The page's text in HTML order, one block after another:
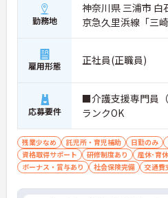
勤務地
神奈川県 三浦市 白
京急久里浜線「三
雇用形態 正社員(正職員)
応募要件
■介護支援専門員
ランクOK
残業少なめ 託児所・育児補助 日勤のみ
資格取得サポート
研修制度あり
産休･育
ボーナス・賞与あり
社会保険完備 交通費